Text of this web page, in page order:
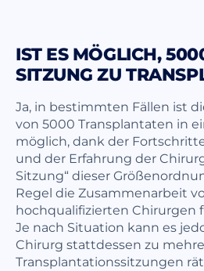
IST ES MÖGLICH,
SITZUNG ZU
Ja, in bestimmten Fällen ist
von 5000 Transplantaten in
möglich, dank der
und der Erfahrung der
Sitzung“ dieser
Regel die Zusammenarbeit
hochqualifizierten Chirurgen
Je nach Situation kann es
Chirurg stattdessen zu
Transplantationssitzungen